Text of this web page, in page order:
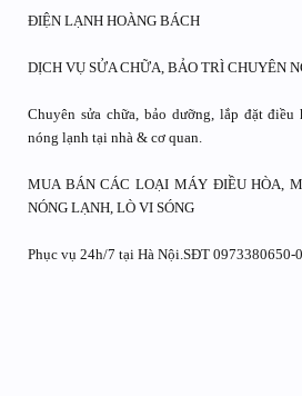
ĐIỆN LẠNH HOÀNG BÁCH
DỊCH VỤ SỬA CHỮA, BẢO TRÌ CHUYÊN
Chuyên sửa chữa, bảo dưỡng, lắp đặt
nóng lạnh tại nhà & cơ quan.
MUA BÁN CÁC LOẠI MÁY ĐIỀU HÒA,
NÓNG LẠNH, LÒ VI SÓNG
Phục vụ 24h/7 tại Hà Nội.SĐT 0973380650-